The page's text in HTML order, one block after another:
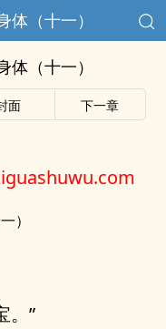
（十一）
（十一）
面 下一章
）
。”